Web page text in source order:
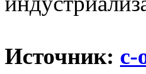
Источник: c-